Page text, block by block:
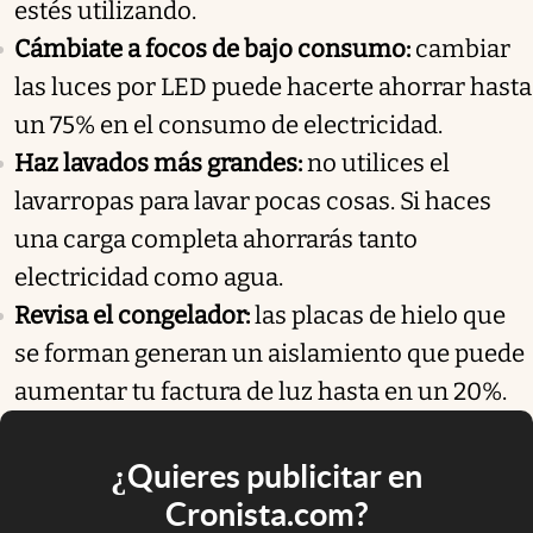
estés utilizando.
Cámbiate a focos de bajo consumo: cambiar
las luces por LED puede hacerte ahorrar hasta
un 75% en el consumo de electricidad.
Haz lavados más grandes:no utilices el
lavarropas para lavar pocas cosas. Si haces
una carga completa ahorrarás tanto
electricidad como agua.
Revisa el congelador:las placas de hielo que
se forman generan un aislamiento que puede
aumentar tu factura de luz hasta en un 20%.
¿Quieres publicitar en
Cronista.com?